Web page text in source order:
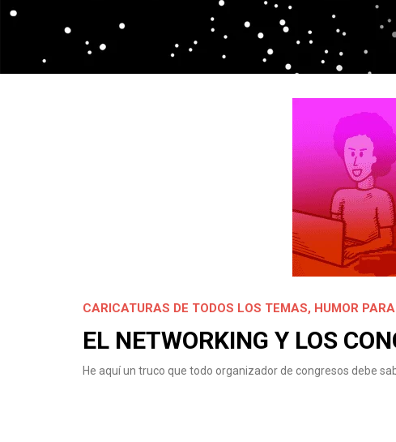
CARICATURAS DE TODOS LOS TEMAS, HUMOR
EL NETWORKING Y LOS
He aquí un truco que todo organizador de congresos debe